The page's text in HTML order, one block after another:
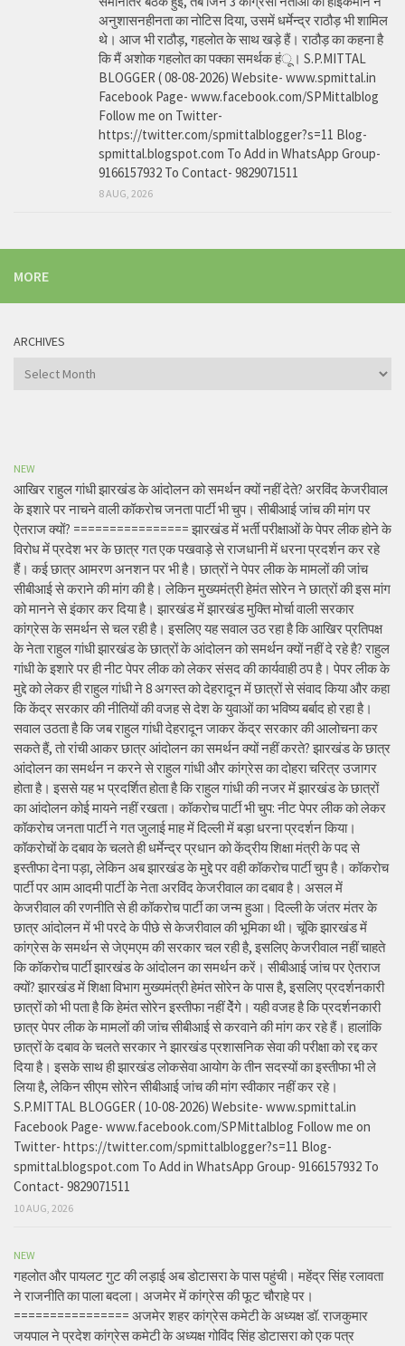
अनुशासनहीनता का नोटिस दिया, उसमें धर्मेन्द्र राठौड़ भी शामिल
थे। आज भी राठौड़, गहलोत के साथ खड़े हैं। राठौड़ का कहना है
कि मैं अशोक गहलोत का पक्का समर्थक हंू। S.P.MITTAL
BLOGGER ( 08-08-2026) Website- www.spmittal.in
Facebook Page- www.facebook.com/SPMittalblog
Follow me on Twitter-
https://twitter.com/spmittalblogger?s=11 Blog-
spmittal.blogspot.com To Add in WhatsApp Group-
9166157932 To Contact- 9829071511
8 AUG, 2026
MORE
ARCHIVES
Archives
NEW
आखिर राहुल गांधी झारखंड के आंदोलन को समर्थन क्यों नहीं देते? अरविंद केजरीवाल
के इशारे पर नाचने वाली कॉकरोच जनता पार्टी भी चुप। सीबीआई जांच की मांग पर
ऐतराज क्यों? ================ झारखंड में भर्ती परीक्षाओं के पेपर लीक होने के
विरोध में प्रदेश भर के छात्र गत एक पखवाड़े से राजधानी में धरना प्रदर्शन कर रहे
हैं। कई छात्र आमरण अनशन पर भी है। छात्रों ने पेपर लीक के मामलों की जांच
सीबीआई से कराने की मांग की है। लेकिन मुख्यमंत्री हेमंत सोरेन ने छात्रों की इस मांग
को मानने से इंकार कर दिया है। झारखंड में झारखंड मुक्ति मोर्चा वाली सरकार
कांग्रेस के समर्थन से चल रही है। इसलिए यह सवाल उठ रहा है कि आखिर प्रतिपक्ष
के नेता राहुल गांधी झारखंड के छात्रों के आंदोलन को समर्थन क्यों नहीं दे रहे है? राहुल
गांधी के इशारे पर ही नीट पेपर लीक को लेकर संसद की कार्यवाही ठप है। पेपर लीक के
मुद्दे को लेकर ही राहुल गांधी ने 8 अगस्त को देहरादून में छात्रों से संवाद किया और कहा
कि केंद्र सरकार की नीतियों की वजह से देश के युवाओं का भविष्य बर्बाद हो रहा है।
सवाल उठता है कि जब राहुल गांधी देहरादून जाकर केंद्र सरकार की आलोचना कर
सकते हैं, तो रांची आकर छात्र आंदोलन का समर्थन क्यों नहीं करते? झारखंड के छात्र
आंदोलन का समर्थन न करने से राहुल गांधी और कांग्रेस का दोहरा चरित्र उजागर
होता है। इससे यह भ प्रदर्शित होता है कि राहुल गांधी की नजर में झारखंड के छात्रों
का आंदोलन कोई मायने नहीं रखता। कॉकरोच पार्टी भी चुप: नीट पेपर लीक को लेकर
कॉकरोच जनता पार्टी ने गत जुलाई माह में दिल्ली में बड़ा धरना प्रदर्शन किया।
कॉकरोचों के दबाव के चलते ही धर्मेन्द्र प्रधान को केंद्रीय शिक्षा मंत्री के पद से
इस्तीफा देना पड़ा, लेकिन अब झारखंड के मुद्दे पर वही कॉकरोच पार्टी चुप है। कॉकरोच
पार्टी पर आम आदमी पार्टी के नेता अरविंद केजरीवाल का दबाव है। असल में
केजरीवाल की रणनीति से ही कॉकरोच पार्टी का जन्म हुआ। दिल्ली के जंतर मंतर के
छात्र आंदोलन में भी परदे के पीछे से केजरीवाल की भूमिका थी। चूंकि झारखंड में
कांग्रेस के समर्थन से जेएमएम की सरकार चल रही है, इसलिए केजरीवाल नहीं चाहते
कि कॉकरोच पार्टी झारखंड के आंदोलन का समर्थन करें। सीबीआई जांच पर ऐतराज
क्यों? झारखंड में शिक्षा विभाग मुख्यमंत्री हेमंत सोरेन के पास है, इसलिए प्रदर्शनकारी
छात्रों को भी पता है कि हेमंत सोरेन इस्तीफा नहीं देेंगे। यही वजह है कि प्रदर्शनकारी
छात्र पेपर लीक के मामलों की जांच सीबीआई से करवाने की मांग कर रहे हैं। हालांकि
छात्रों के दबाव के चलते सरकार ने झारखंड प्रशासनिक सेवा की परीक्षा को रद्द कर
दिया है। इसके साथ ही झारखंड लोकसेवा आयोग के तीन सदस्यों का इस्तीफा भी ले
लिया है, लेकिन सीएम सोरेन सीबीआई जांच की मांग स्वीकार नहीं कर रहे।
S.P.MITTAL BLOGGER ( 10-08-2026) Website- www.spmittal.in
Facebook Page- www.facebook.com/SPMittalblog Follow me on
Twitter- https://twitter.com/spmittalblogger?s=11 Blog-
spmittal.blogspot.com To Add in WhatsApp Group- 9166157932 To
Contact- 9829071511
10 AUG, 2026
NEW
गहलोत और पायलट गुट की लड़ाई अब डोटासरा के पास पहुंची। महेंद्र सिंह रलावता
ने राजनीति का पाला बदला। अजमेर में कांग्रेस की फूट चौराहे पर।
================ अजमेर शहर कांग्रेस कमेटी के अध्यक्ष डॉ. राजकुमार
जयपाल ने प्रदेश कांग्रेस कमेटी के अध्यक्ष गोविंद सिंह डोटासरा को एक पत्र